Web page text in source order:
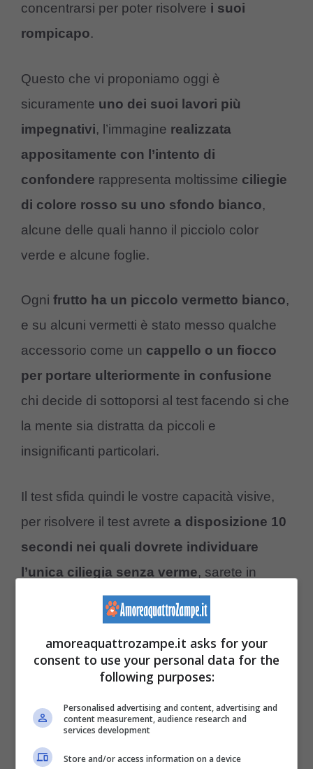
concentrarsi per poter risolvere i suoi
rompicapo.
Questo che vi proponiamo oggi è
sicuramente uno dei suoi lavori più
impegnativi, l’immagine realizzata
appositamente con l’intento di
confondere rappresenta moltissime ciliegie
di colore rosso su uno sfondo bianco,
alcune delle quali hanno il picciolo color
verde e alcune foglie.
Ogni frutto ha un piccolo vermetto bianco,
e su alcuni vermetti è stato messo qualche
accessorio come un cappello o un fiocco
per portare ulteriormente in confusione
chi decide di sottoporsi al test facendo si che
la mente sia distratta da piccoli e
insignificanti particolari.
Il test sfida quindi le vostre capacità visive,
per risolvere il test avrete a disposizione 10
secondi nei quali dovrete individuare
l’unica ciliegia senza verme, sarete in
grado di individuarla ed entrare a far parte
del 7% delle persone che ci
riescono? Osservate attentamente
l’immagine completa.
Il test visivo della ciliegia
senza verme
amoreaquattrozampe.it asks for your
consent to use your personal data for the
following purposes:
Personalised advertising and content, advertising and
content measurement, audience research and
services development
Store and/or access information on a device